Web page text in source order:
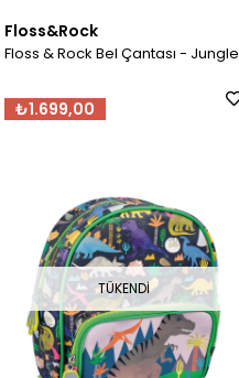
Floss&Rock
Floss & Rock Bel Çantası - Jungle
₺1.699,00
TÜKENDI